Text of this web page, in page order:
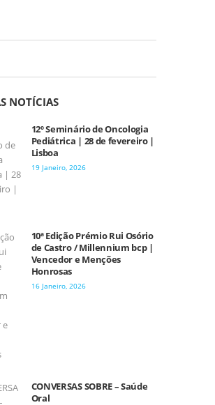
NOTÍCIAS
12º Seminário de Oncologia
Pediátrica | 28 de fevereiro |
Lisboa
19 Janeiro, 2026
10ª Edição Prémio Rui Osório
de Castro / Millennium bcp |
Vencedor e Menções
Honrosas
16 Janeiro, 2026
CONVERSAS SOBRE – Saúde
Oral